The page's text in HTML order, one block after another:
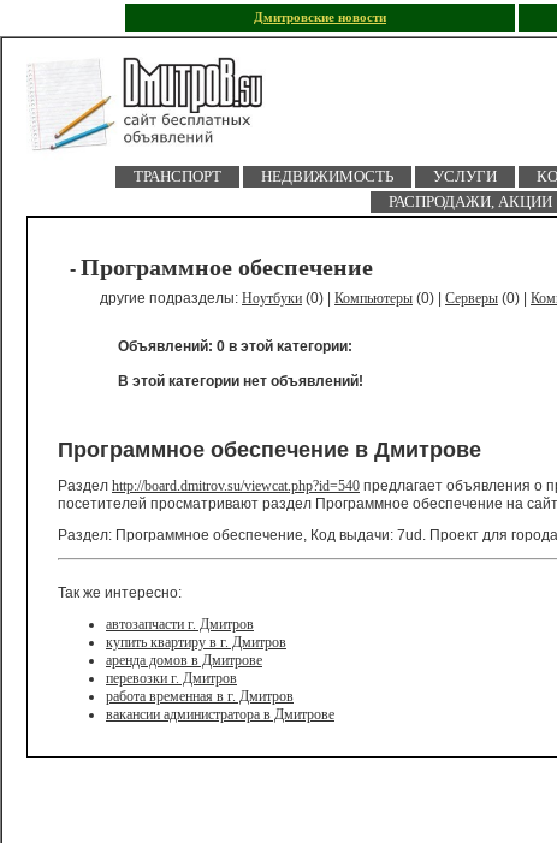
Дмитровские новости
ТРАНСПОРТ НЕДВИЖИМОСТЬ УСЛУГИ
РАСПРОДАЖИ, АКЦИИ
- Программное обеспечение
другие подразделы: Ноутбуки (0) | Компьютеры (0) | Серверы (0) |
Объявлений: 0 в этой категории:
В этой категории нет объявлений!
Программное обеспечение в Дмитрове
Раздел http://board.dmitrov.su/viewcat.php?id=540 предлагает объявления о
посетителей просматривают раздел Программное обеспечение на
Раздел: Программное обеспечение, Код выдачи: 7ud. Проект для
Так же интересно:
автозапчасти г. Дмитров
купить квартиру в г. Дмитров
аренда домов в Дмитрове
перевозки г. Дмитров
работа временная в г. Дмитров
вакансии администратора в Дмитрове